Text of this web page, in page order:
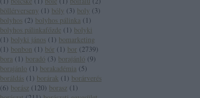
böllérverseny ( 1 ) bóly (3) boly (3)
bolyhos (2) bolyhos pálinka ( 1 )
bolyhos pálinkafőzde ( 1 ) bolyki
( 1 ) bolyki jános ( 1 ) bomarketing
( 1 ) bonbon ( 1 ) bór ( 1 ) bor (2739)
bora ( 1 ) boradó (3) borajánló (9)
borajánlo ( 1 ) borakadémia (5)
boráldás ( 1 ) borárak ( 1 ) borárverés
(6) borász ( 120) borasz ( 1 )